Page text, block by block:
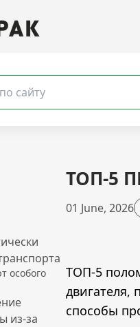
особого
из-за
ТОП-5
01 June, 2026
ТОП-5
двигателя,
способы